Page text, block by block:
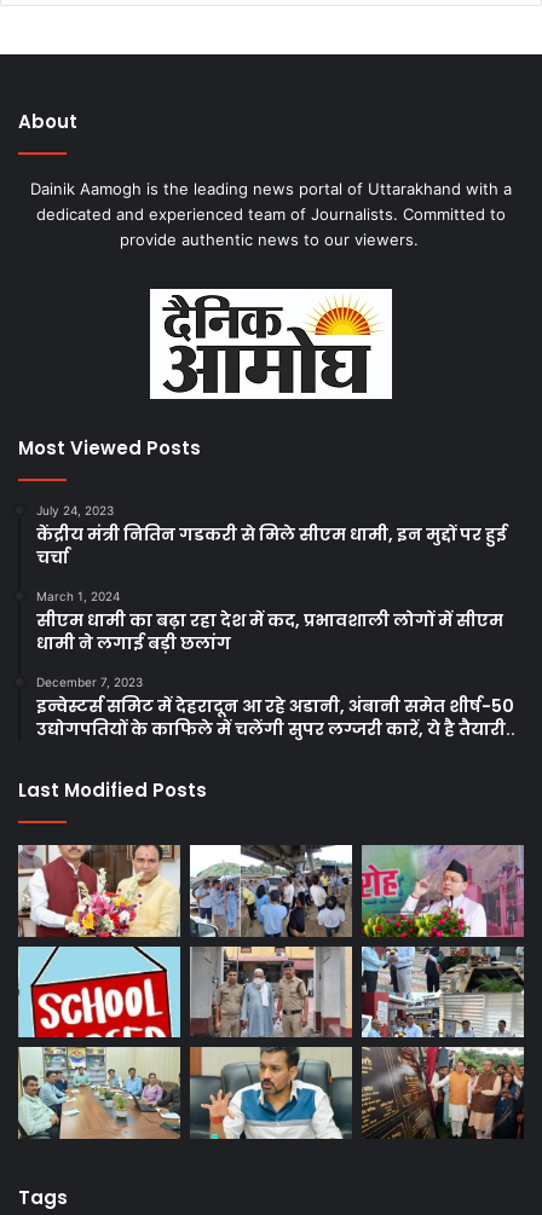
About
Dainik Aamogh is the leading news portal of Uttarakhand with a
dedicated and experienced team of Journalists. Committed to
provide authentic news to our viewers.
Most Viewed Posts
July 24, 2023
केंद्रीय मंत्री नितिन गडकरी से मिले सीएम धामी, इन मुद्दों पर हुई
चर्चा
March 1, 2024
सीएम धामी का बढ़ा रहा देश में कद, प्रभावशाली लोगों में सीएम
धामी ने लगाई बड़ी छलांग
December 7, 2023
इन्वेस्टर्स समिट में देहरादून आ रहे अडानी, अंबानी समेत शीर्ष-50
उद्योगपतियों के काफिले में चलेंगी सुपर लग्जरी कारें, ये है तैयारी..
Last Modified Posts
Tags